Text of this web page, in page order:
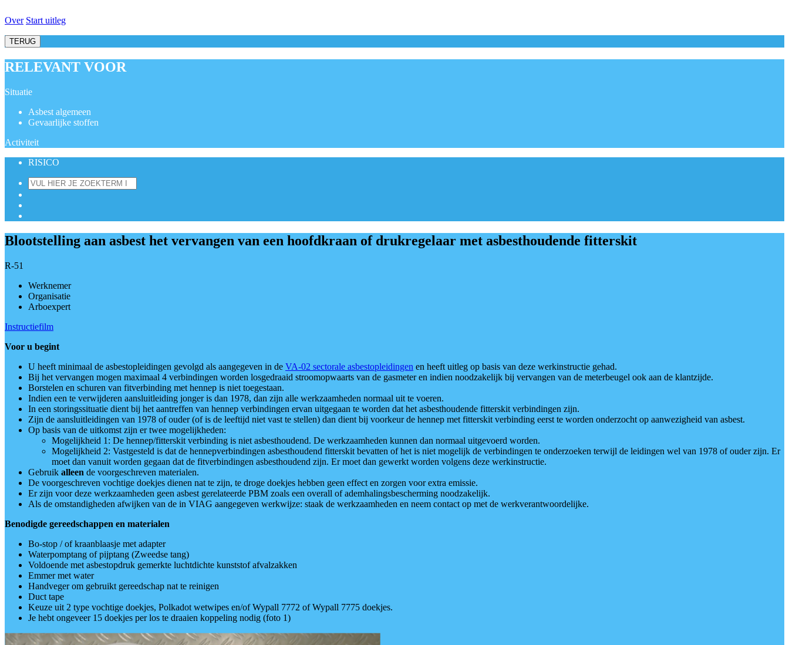
Over Start uitleg
TERUG
RELEVANT VOOR
Situatie
Asbest algemeen
Gevaarlijke stoffen
Activiteit
RISICO
Blootstelling aan asbest het vervangen van een hoofdkraan of drukregelaar met asbesthoudende fitterskit
R-51
Werknemer
Organisatie
Arboexpert
Instructiefilm
Voor u begint
U heeft minimaal de asbestopleidingen gevolgd als aangegeven in de VA-02 sectorale asbestopleidingen en heeft uitleg op basis van deze werkinstructie gehad.
Bij het vervangen mogen maximaal 4 verbindingen worden losgedraaid stroomopwaarts van de gasmeter en indien noodzakelijk bij vervangen van de meterbeugel ook aan de klantzijde.
Borstelen en schuren van fitverbinding met hennep is niet toegestaan.
Indien een te verwijderen aansluitleiding jonger is dan 1978, dan zijn alle werkzaamheden normaal uit te voeren.
In een storingssituatie dient bij het aantreffen van hennep verbindingen ervan uitgegaan te worden dat het asbesthoudende fitterskit verbindingen zijn.
Zijn de aansluitleidingen van 1978 of ouder (of is de leeftijd niet vast te stellen) dan dient bij voorkeur de hennep met fitterskit verbinding eerst te worden onderzocht op aanwezigheid van asbest.
Op basis van de uitkomst zijn er twee mogelijkheden:
Mogelijkheid 1: De hennep/fitterskit verbinding is niet asbesthoudend. De werkzaamheden kunnen dan normaal uitgevoerd worden.
Mogelijkheid 2: Vastgesteld is dat de hennepverbindingen asbesthoudend fitterskit bevatten of het is niet mogelijk de verbindingen te onderzoeken terwijl de leidingen wel van 1978 of ouder zijn. Er
moet dan vanuit worden gegaan dat de fitverbindingen asbesthoudend zijn. Er moet dan gewerkt worden volgens deze werkinstructie.
Gebruik alleen de voorgeschreven materialen.
De voorgeschreven vochtige doekjes dienen nat te zijn, te droge doekjes hebben geen effect en zorgen voor extra emissie.
Er zijn voor deze werkzaamheden geen asbest gerelateerde PBM zoals een overall of ademhalingsbescherming noodzakelijk.
Als de omstandigheden afwijken van de in VIAG aangegeven werkwijze: staak de werkzaamheden en neem contact op met de werkverantwoordelijke.
Benodigde gereedschappen en materialen
Bo-stop / of kraanblaasje met adapter
Waterpomptang of pijptang (Zweedse tang)
Voldoende met asbestopdruk gemerkte luchtdichte kunststof afvalzakken
Emmer met water
Handveger om gebruikt gereedschap nat te reinigen
Duct tape
Keuze uit 2 type vochtige doekjes, Polkadot wetwipes en/of Wypall 7772 of Wypall 7775 doekjes.
Je hebt ongeveer 15 doekjes per los te draaien koppeling nodig (foto 1)